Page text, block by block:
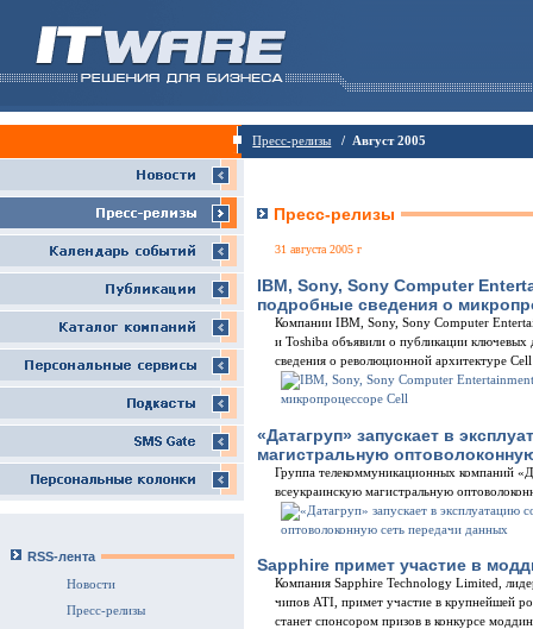
Пресс-релизы / Август 2005
RSS-лента
Новости
Пресс-релизы
Пресс-релизы
31 августа 2005 г
IBM, Sony, Sony Computer
подробные сведения о
Компании IBM, Sony, Sony Computer
и Toshiba объявили о публикации
сведения о революционной архитектуре
«Датагруп» запускает в
магистральную
Группа телекоммуникационных компаний
всеукраинскую магистральную
Sapphire примет участие в
Компания Sapphire Technology Limited,
чипов ATI, примет участие в крупнейшей
станет спонсором призов в конкурсе